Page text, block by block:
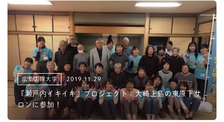
広島国際大学 2019.11.29
『瀬戸内イキイキ』プロジェクト：大崎上島の東原下サ
ロンに参加！